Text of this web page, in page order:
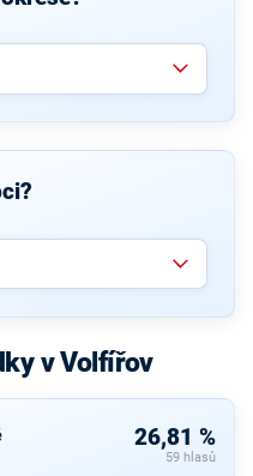
v Volfířov
26,81 %
59 hlasů